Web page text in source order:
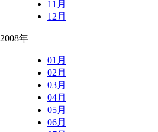
11月
12月
2008年
01月
02月
03月
04月
05月
06月